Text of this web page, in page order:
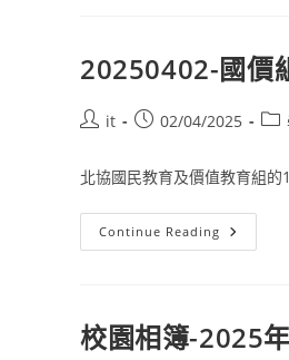
20250402-國價
it 02/04/2025
北協國民教育及價值教育組
Continue Reading
校園相簿-2025